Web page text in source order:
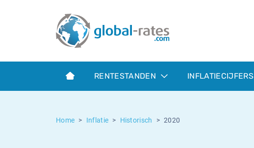
RENTESTANDEN INFLATIECIJFERS
Home Inflatie Historisch 2020
Term SOFR
Wat is CPI inflatie?
Wat is HICP inflatie?
Euribor historie
ESTER historie
Inflatiecalculator